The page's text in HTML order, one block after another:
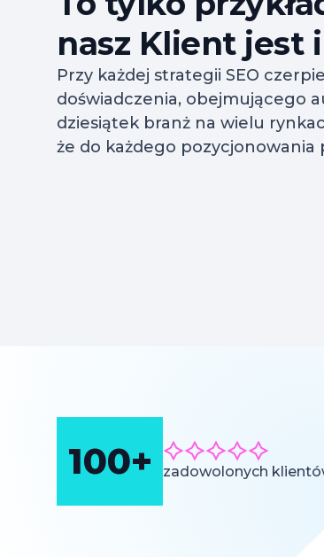
nasz Klient jest
Przy każdej strategii SEO
doświadczenia, obejmującego
dziesiątek branż na wielu
że do każdego
100+ zadowolonych